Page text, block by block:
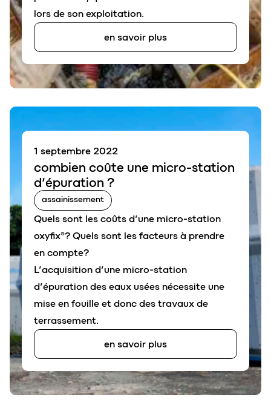
lors de son exploitation.
en savoir plus
combien coûte une micro-station
d’épuration ?
1 septembre 2022
assainissement
Quels sont les coûts d’une micro-station
oxyfix®? Quels sont les facteurs à prendre
en compte?
L’acquisition d’une micro-station
d’épuration des eaux usées nécessite une
mise en fouille et donc des travaux de
terrassement.
en savoir plus